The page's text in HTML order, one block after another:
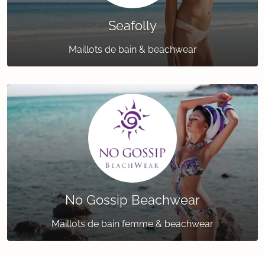
Seafolly
Maillots de bain & beachwear
No Gossip Beachwear
Maillots de bain femme & beachwear